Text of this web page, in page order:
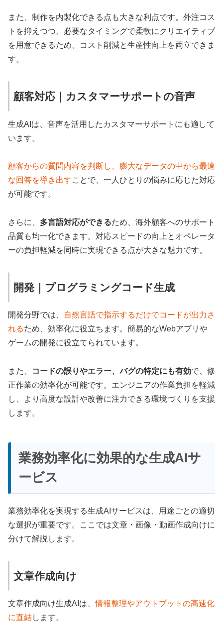
また、制作を内製化できる点も大きな利点です。外注コス
トを抑えつつ、必要なタイミングで柔軟にクリエイティブ
を用意できるため、コスト削減と生産性向上を両立できま
す。
顧客対応｜カスタマーサポートの音声
生成AIは、音声を活用したカスタマーサポートにも適して
います。
顧客からの質問内容を判断し、膨大なデータの中から最適
な回答を導き出すことで、一人ひとりの悩みに応じた対応
が可能です。
さらに、 多言語対応ができるため、海外顧客へのサポート
品質も均一化できます。対応スピードの向上とオペレータ
ーの負担軽減を同時に実現できる点が大きな魅力です。
開発｜プログラミングコード生成
開発分野では、
自然言語で指示するだけでコードが出力さ
れるため、効率化に役立ちます。簡易的なWebアプリや
ゲームの開発に役立てられています。
また、 コードの誤りやエラー、バグの特定にも有効で、修
正作業の効率化が可能です。エンジニアの作業負担を軽減
し、より高度な設計や改善に注力できる環境づくりを支援
します。
業務効率化に効果的な生成AIサ
ービス
業務効率化を実現する生成AIサービスは、用途ごとの適切
な選択が重要です。ここでは文章・画像・動画作成向けに
分けて解説します。
文章作成向け
文章作成向け生成AIは、情報整理やアウトプットの高速化
に直結します。